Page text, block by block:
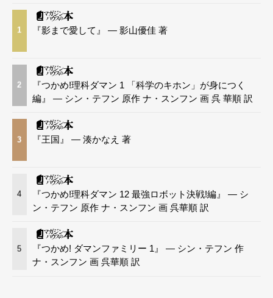
1 『影まで愛して』 — 影山優佳 著
2
『つかめ!理科ダマン 1 「科学のキホン」が身につく
編』 — シン・テフン 原作 ナ・スンフン 画 呉 華順 訳
3 『王国』 — 湊かなえ 著
4
『つかめ!理科ダマン 12 最強ロボット決戦!編』 — シ
ン・テフン 原作 ナ・スンフン 画 呉華順 訳
5
『つかめ! ダマンファミリー 1』 — シン・テフン 作
ナ・スンフン 画 呉華順 訳